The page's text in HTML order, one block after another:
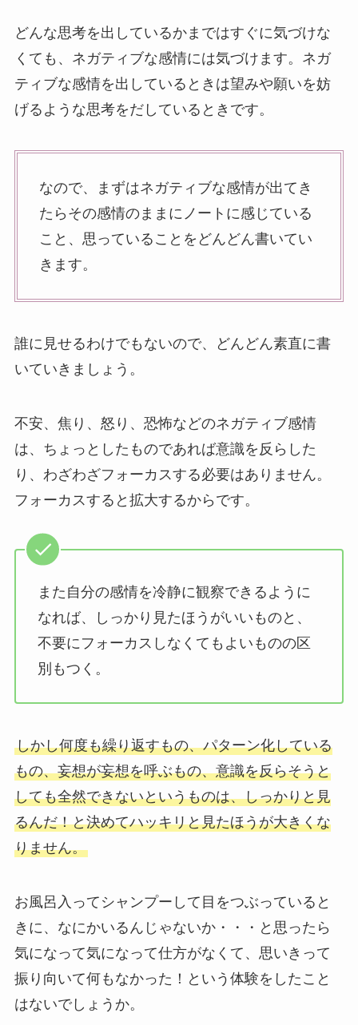
どんな思考を出しているかまではすぐに気づけな
くても、ネガティブな感情には気づけます。ネガ
ティブな感情を出しているときは望みや願いを妨
げるような思考をだしているときです。
なので、まずはネガティブな感情が出てき
たらその感情のままにノートに感じている
こと、思っていることをどんどん書いてい
きます。
誰に見せるわけでもないので、どんどん素直に書
いていきましょう。
不安、焦り、怒り、恐怖などのネガティブ感情
は、ちょっとしたものであれば意識を反らした
り、わざわざフォーカスする必要はありません。
フォーカスすると拡大するからです。
また自分の感情を冷静に観察できるように
なれば、しっかり見たほうがいいものと、
不要にフォーカスしなくてもよいものの区
別もつく。
しかし何度も繰り返すもの、パターン化している
もの、妄想が妄想を呼ぶもの、意識を反らそうと
しても全然できないというものは、しっかりと見
るんだ！と決めてハッキリと見たほうが大きくな
りません。
お風呂入ってシャンプーして目をつぶっていると
きに、なにかいるんじゃないか・・・と思ったら
気になって気になって仕方がなくて、思いきって
振り向いて何もなかった！という体験をしたこと
はないでしょうか。